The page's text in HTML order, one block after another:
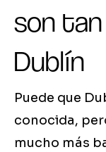
son
Dublín
Puede que
conocida,
mucho más